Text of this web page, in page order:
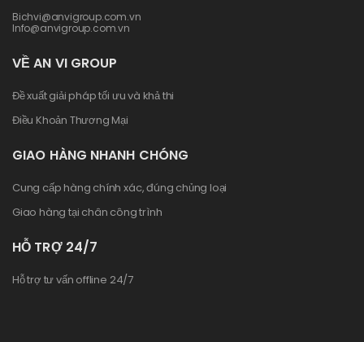
Bichvi@anvigroup.com.vn
Info@anvigroup.com.vn
VỀ AN VI GROUP
Đề xuất giải pháp tối ưu và khả thi
Điều Khoản Thương Mại
GIAO HÀNG NHANH CHÓNG
Cung cấp hàng chính xác, đúng chủng loại
Giao hàng tại chân công trình
HỖ TRỢ 24/7
Hỗ trợ tư vấn offline 24/7